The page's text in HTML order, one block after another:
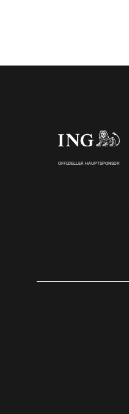
OFFIZIELLER HAUPTSPONSOR